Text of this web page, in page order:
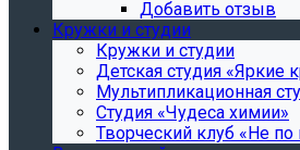
Добавить отзыв
Кружки и студии
Кружки и студии
Детская студия «Яркие
Мультипликационная
Студия «Чудеса химии»
Творческий клуб «Не